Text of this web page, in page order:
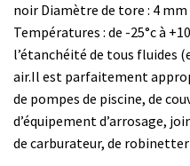
noir Diamètre de tore : 4
Températures : de -25°c à
l’étanchéité de tous fluides
air.Il est parfaitement
de pompes de piscine, de
d’équipement d’arrosage,
de carburateur, de